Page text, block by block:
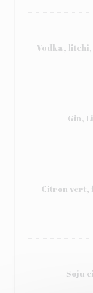
Vodka, litchi,
Gin,
Citron vert,
Soju